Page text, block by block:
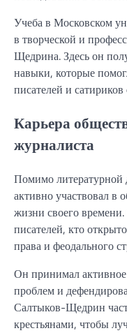
Учеба в Московском
в творческой и
Щедрина. Здесь он
навыки, которые
писателей и
Карьера
журналиста
Помимо
активно участвовал в
жизни своего
писателей, кто
права и феодального
Он принимал
проблем и
Салтыков-Щедрин
крестьянами, чтобы